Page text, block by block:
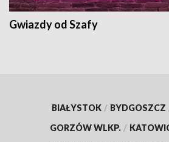
Gwiazdy od Szafy
BIAŁYSTOK / BYDGOSZCZ
GORZÓW WLKP. /